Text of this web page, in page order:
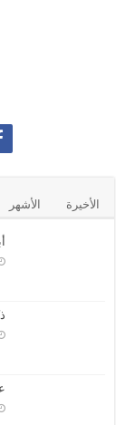
الأخيرة الأشهر